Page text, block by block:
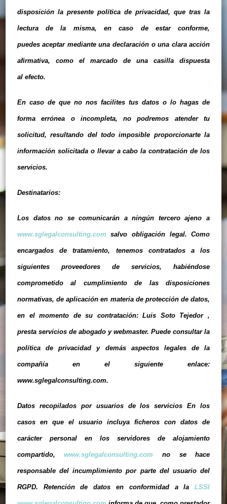
disposición la presente política de privacidad, que tras la
lectura de la misma, en caso de estar conforme,
puedes aceptar mediante una declaración o una clara acción
afirmativa, como el marcado de una casilla dispuesta
al efecto.
En caso de que no nos facilites tus datos o lo hagas de
forma errónea o incompleta, no podremos atender tu
solicitud, resultando del todo imposible proporcionarte la
información solicitada o llevar a cabo la contratación de los
servicios.
Destinatarios:
Los datos no se comunicarán a ningún tercero ajeno a
www.sglegalconsulting.com salvo obligación legal. Como
encargados de tratamiento, tenemos contratados a los
siguientes proveedores de servicios, habiéndose
comprometido al cumplimiento de las disposiciones
normativas, de aplicación en materia de protección de datos,
en el momento de su contratación: Luis Soto Tejedor ,
presta servicios de abogado y webmaster. Puede consultar la
política de privacidad y demás aspectos legales de la
compañía en el siguiente enlace:
www.sglegalconsulting.com.
Datos recopilados por usuarios de los servicios En los
casos en que el usuario incluya ficheros con datos de
carácter personal en los servidores de alojamiento
compartido,www.sglegalconsulting.com no se hace
responsable del incumplimiento por parte del usuario del
RGPD. Retención de datos en conformidad a laLSSI